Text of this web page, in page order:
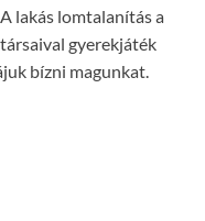
lakás lomtalanítás a
gyerekjáték
bízni magunkat.